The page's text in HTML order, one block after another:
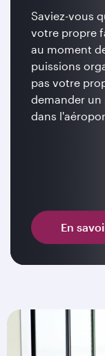
Saviez-vous
votre propre
au moment
puissions
pas votre
demander un
dans
En